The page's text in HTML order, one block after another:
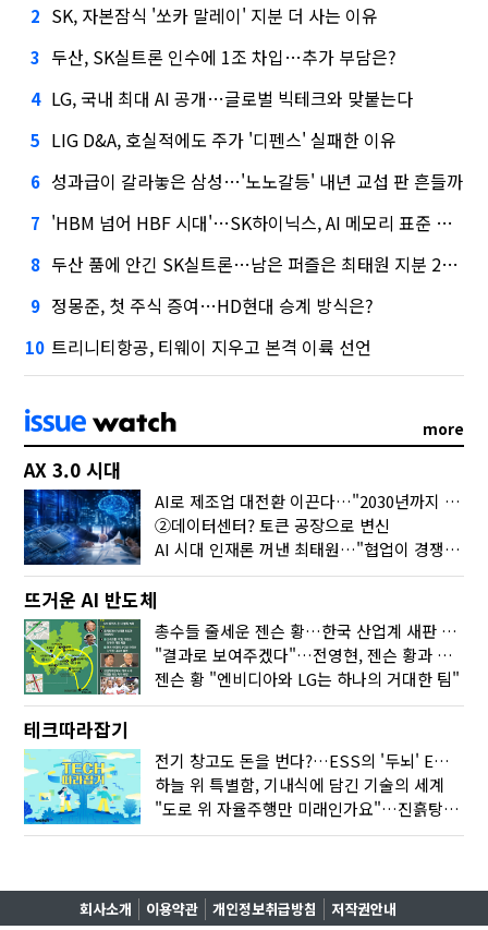
2 SK, 자본잠식 '쏘카 말레이' 지분 더 사는 이유
3 두산, SK실트론 인수에 1조 차입…추가 부담은?
4 LG, 국내 최대 AI 공개…글로벌 빅테크와 맞붙는다
5 LIG D&A, 호실적에도 주가 '디펜스' 실패한 이유
6 성과급이 갈라놓은 삼성…'노노갈등' 내년 교섭 판 흔들까
7 'HBM 넘어 HBF 시대'…SK하이닉스, AI 메모리 표준 선점 나섰다
8 두산 품에 안긴 SK실트론…남은 퍼즐은 최태원 지분 29.4%
9 정몽준, 첫 주식 증여…HD현대 승계 방식은?
10 트리니티항공, 티웨이 지우고 본격 이륙 선언
more
AX 3.0 시대
AI로 제조업 대전환 이끈다…"2030년까지 민관합동 20조 투자"
②데이터센터? 토큰 공장으로 변신
AI 시대 인재론 꺼낸 최태원…"협업이 경쟁력"
뜨거운 AI 반도체
총수들 줄세운 젠슨 황…한국 산업계 새판 짰다
"결과로 보여주겠다"…전영현, 젠슨 황과 HBM5 논의
젠슨 황 "엔비디아와 LG는 하나의 거대한 팀"
테크따라잡기
전기 창고도 돈을 번다?…ESS의 '두뇌' EMO가 뭐길래
하늘 위 특별함, 기내식에 담긴 기술의 세계
"도로 위 자율주행만 미래인가요"…진흙탕서 길 내는 HD현대 AI 기술
회사소개 이용약관 개인정보취급방침 저작권안내